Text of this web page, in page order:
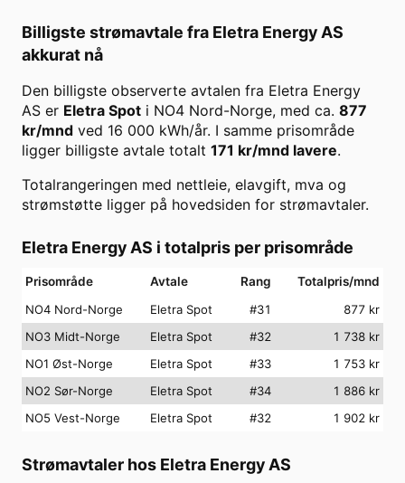
Billigste strømavtale fra Eletra Energy AS
akkurat nå
Den billigste observerte avtalen fra Eletra Energy
AS er Eletra Spot i NO4 Nord-Norge, med ca. 877
kr/mnd ved 16 000 kWh/år. I samme prisområde
ligger billigste avtale totalt 171 kr/mnd lavere.
Totalrangeringen med nettleie, elavgift, mva og
strømstøtte ligger på hovedsiden for strømavtaler.
Eletra Energy AS i totalpris per prisområde
Prisområde Avtale Rang
Totalpris/mnd
NO4 Nord-Norge
Eletra Spot #31 877 kr
NO3 Midt-Norge
Eletra Spot #32 1 738 kr
NO1 Øst-Norge
Eletra Spot #33 1 753 kr
NO2 Sør-Norge
Eletra Spot #34 1 886 kr
NO5 Vest-Norge
Eletra Spot #32 1 902 kr
Strømavtaler hos Eletra Energy AS